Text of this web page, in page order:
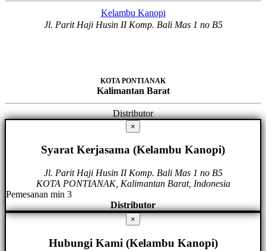
Kelambu Kanopi
Jl. Parit Haji Husin II Komp. Bali Mas 1 no B5
KOTA PONTIANAK
Kalimantan Barat
Distributor
×
Syarat Kerjasama (Kelambu Kanopi)
Jl. Parit Haji Husin II Komp. Bali Mas 1 no B5
KOTA PONTIANAK, Kalimantan Barat, Indonesia
Pemesanan min 3
Distributor
×
Hubungi Kami (Kelambu Kanopi)